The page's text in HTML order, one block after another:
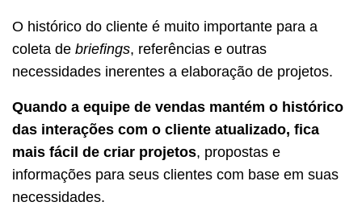
O histórico do cliente é muito importante para a
coleta de briefings, referências e outras
necessidades inerentes a elaboração de projetos.
Quando a equipe de vendas mantém o histórico
das interações com o cliente atualizado, fica
mais fácil de criar projetos, propostas e
informações para seus clientes com base em suas
necessidades.